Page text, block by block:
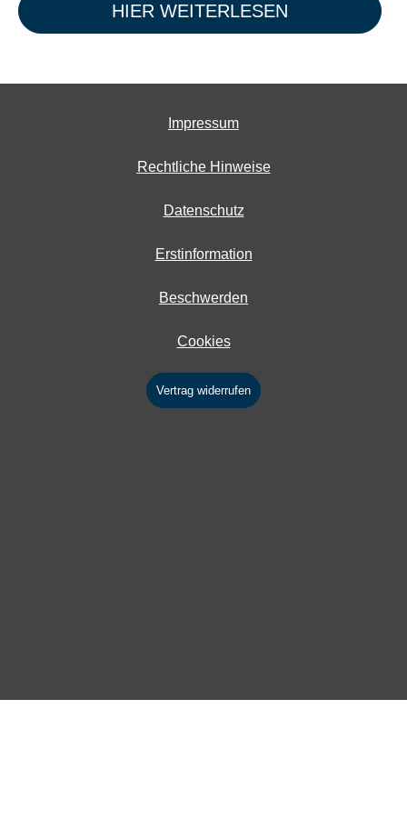
HIER WEITERLESEN
Impressum
Rechtliche Hinweise
Datenschutz
Erstinformation
Beschwerden
Cookies
Vertrag widerrufen